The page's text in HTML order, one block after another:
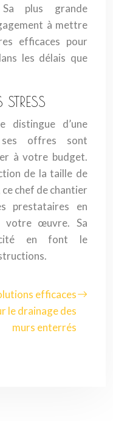
plus grande
à mettre
efficaces pour
les délais que
distingue d’une
ses offres sont
à votre budget.
de la taille de
chef de chantier
prestataires en
votre œuvre. Sa
en font le
efficaces
le drainage des
murs enterrés